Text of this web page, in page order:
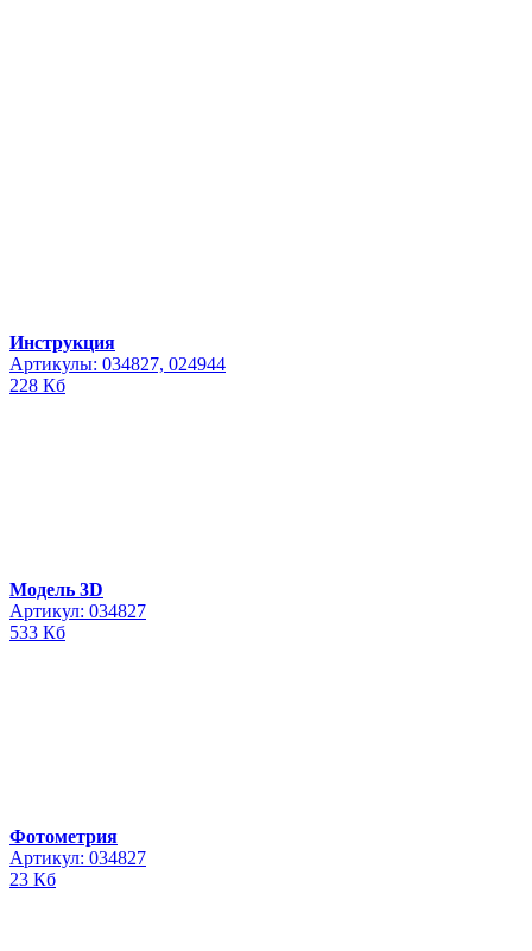
Инструкция
Артикулы: 034827, 024944
228 Кб
Модель 3D
Артикул: 034827
533 Кб
Фотометрия
Артикул: 034827
23 Кб